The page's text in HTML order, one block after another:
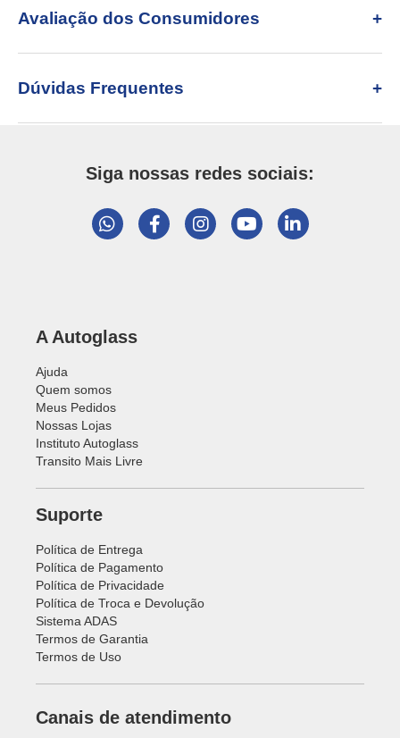
Avaliação dos Consumidores
Dúvidas Frequentes
Siga nossas redes sociais:
A Autoglass
Ajuda
Quem somos
Meus Pedidos
Nossas Lojas
Instituto Autoglass
Transito Mais Livre
Suporte
Política de Entrega
Política de Pagamento
Política de Privacidade
Política de Troca e Devolução
Sistema ADAS
Termos de Garantia
Termos de Uso
Canais de atendimento